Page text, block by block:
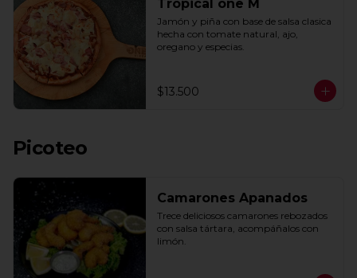
Tropical one M
Jamón y piña con base de salsa clasica
hecha con tomate natural, ajo,
oregano y especias.
$13.500
Picoteo
Camarones Apanados
Trece deliciosos camarones rebozados
con salsa tártara, acompáñalos con
limón.